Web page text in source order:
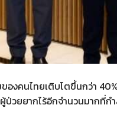
งคนไทยเติบโตขึ้นกว่า
ยยากไร้อีกจำนวนมากที่กำ